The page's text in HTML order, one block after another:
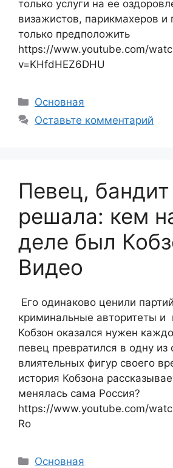
только услуги на ее
визажистов, парикмахеров
только предположить
https://www.youtube.com/
v=KHfdHEZ6DHU
Рубрики
Основная
Оставьте комментарий
Певец,
решала: кем
деле был
Видео
Его одинаково ценили
криминальные авторитеты и
Кобзон оказался нужен
певец превратился в одну из
влиятельных фигур своего
история Кобзона
менялась сама Россия?
https://www.youtube.com/
Ro
Рубрики
Основная